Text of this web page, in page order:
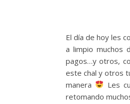
El día de hoy les
a limpio muchos
pagos…y otros,
este chal y otros
manera
Les
retomando